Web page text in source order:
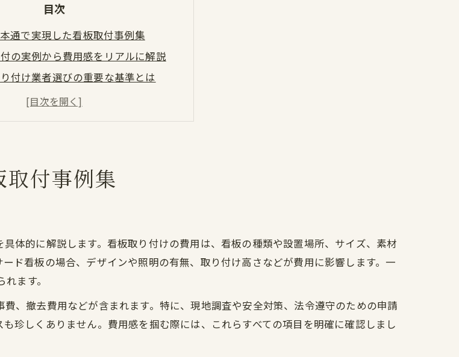
目次
通で実現した看板取付事例集
の実例から費用感をリアルに解説
付け業者選びの重要な基準とは
置で参考にしたい料金表の見方
看板取付の実際の流れと費用例
の基本手順と業者依頼のコツ
の費用内訳と見積もりの注意点
板や袖看板の費用相場比較
依頼なら押さえておく点
看板取付で失敗しないポイント
選びの基準と相場の考え方
付事例集
体的に解説します。看板取り付けの費用は、看板の種類や設置場所、サイズ、素材
ド看板の場合、デザインや照明の有無、取り付け高さなどが費用に影響します。一
ます。
、撤去費用などが含まれます。特に、現地調査や安全対策、法令遵守のための申請
珍しくありません。費用感を掴む際には、これらすべての項目を明確に確認しまし